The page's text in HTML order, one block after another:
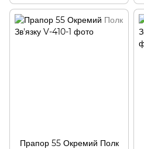
Прапор 55 Окремий Полк